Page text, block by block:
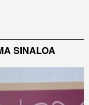
SINALOA